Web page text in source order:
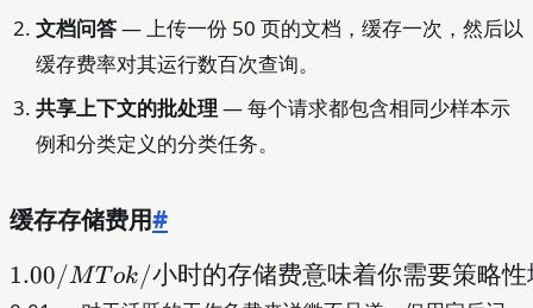
文档问答— 上传一份 50 页的文档，缓存一次，然后以
缓存费率对其运行数百次查询。
共享上下文的批处理 — 每个请求都包含相同少样本示
例和分类定义的分类任务。
缓存存储费用#
1.00/MTok/
小时的存储
1.00/MT ok /小时的存储费意味着你需要策略